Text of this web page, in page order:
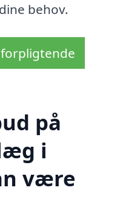
behov.
på
i
være